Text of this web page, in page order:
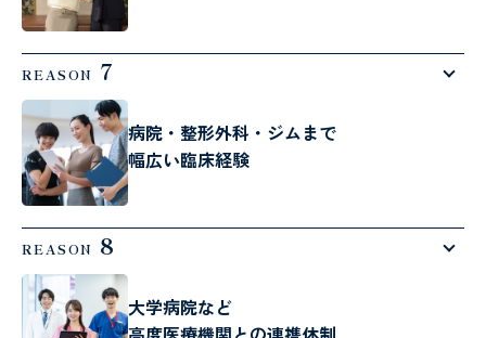
REASON 7
病院・整形外科・ジムまで
幅広い臨床経験
REASON 8
大学病院など